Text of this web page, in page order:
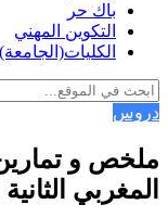
باك حر
التكوين المهني
الكليات(الجامعة)
دروس
ملخص و تمارين
المغربي